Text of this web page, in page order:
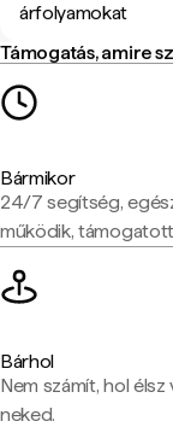
árfolyamokat
Támogatás, amire
Bármikor
24/7 segítség,
működik,
Bárhol
Nem számít, hol
neked.